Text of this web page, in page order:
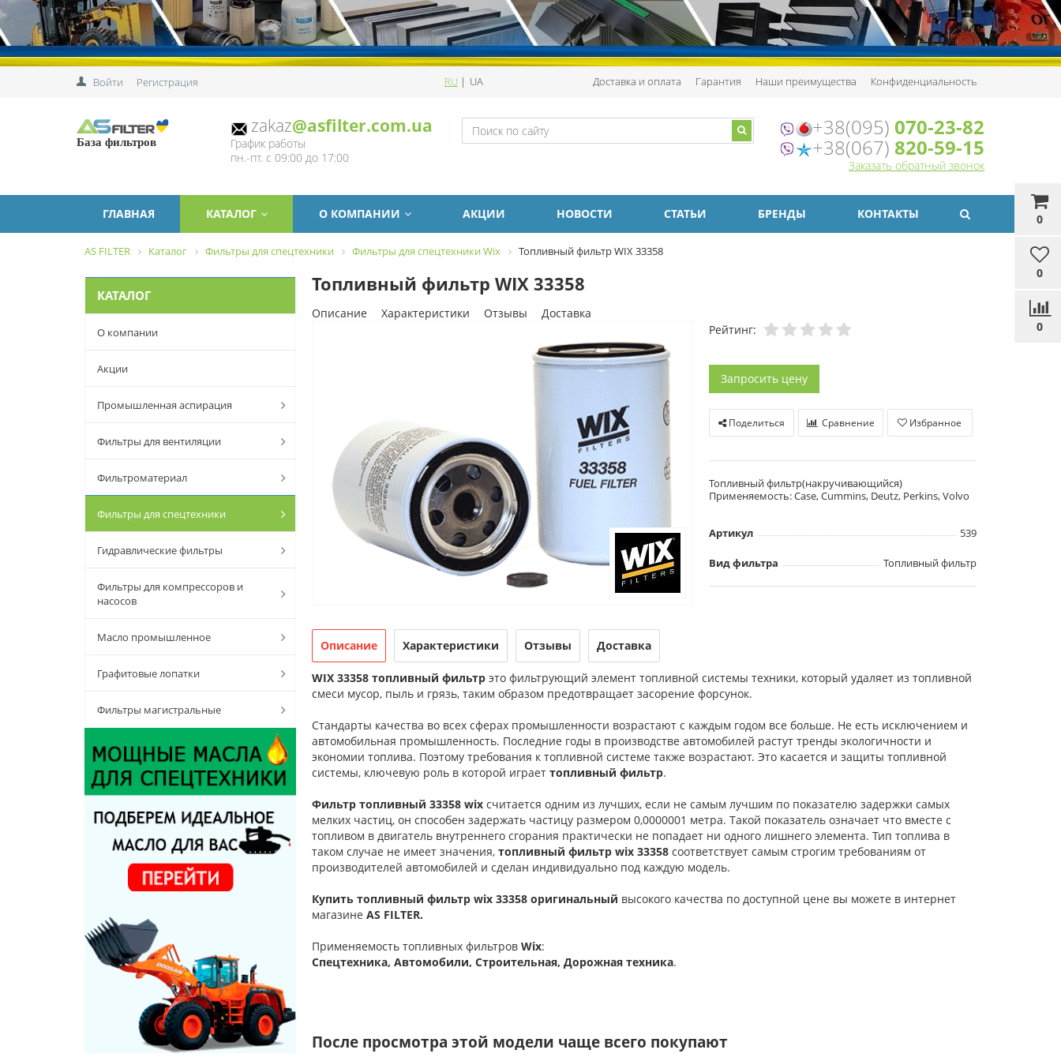
Войти Регистрация RU| UA Доставка и оплата Гарантия Наши преимущества Конфиденциальность
0
0
0
База фильтров
zakaz@asfilter.com.ua
График работы
пн.-пт. с 09:00 до 17:00
+38(095) 070-23-82
+38(067) 820-59-15
Заказать обратный звонок
ГЛАВНАЯ КАТАЛОГ О КОМПАНИИ АКЦИИ НОВОСТИ СТАТЬИ БРЕНДЫ КОНТАКТЫ
AS FILTER Каталог Фильтры для спецтехники Фильтры для спецтехники Wix Топливный фильтр WIX 33358
КАТАЛОГ
О компании
Акции
Промышленная аспирация
Фильтры для вентиляции
Фильтроматериал
Фильтры для спецтехники
Гидравлические фильтры
Фильтры для компрессоров и
насосов
Масло промышленное
Графитовые лопатки
Фильтры магистральные
Топливный фильтр WIX 33358
Описание Характеристики Отзывы
Доставка
Рейтинг:
Запросить цену
Поделиться Сравнение Избранное
Топливный фильтр(накручивающийся)
Применяемость: Case, Cummins, Deutz, Perkins, Volvo
Артикул 539
Вид фильтра Топливный фильтр
Описание Характеристики Отзывы Доставка
WIX 33358 топливный фильтрэто фильтрующий элемент топливной системы техники, который удаляет из топливной
смеси мусор, пыль и грязь, таким образом предотвращает засорение форсунок.
Стандарты качества во всех сферах промышленности возрастают с каждым годом все больше. Не есть исключением и
автомобильная промышленность. Последние годы в производстве автомобилей растут тренды экологичности и
экономии топлива. Поэтому требования к топливной системе также возрастают. Это касается и защиты топливной
системы, ключевую роль в которой играет топливный фильтр.
Фильтр топливный 33358 wixсчитается одним из лучших, если не самым лучшим по показателю задержки самых
мелких частиц, он способен задержать частицу размером 0,0000001 метра. Такой показатель означает что вместе с
топливом в двигатель внутреннего сгорания практически не попадает ни одного лишнего элемента. Тип топлива в
таком случае не имеет значения, топливный фильтр wix 33358соответствует самым строгим требованиям от
производителей автомобилей и сделан индивидуально под каждую модель.
Купить топливный фильтр wix 33358 оригинальный высокого качества по доступной цене вы можете в интернет
магазине AS FILTER.
Применяемость топливных фильтровWix:
Спецтехника, Автомобили, Строительная, Дорожная техника.
После просмотра этой модели чаще всего покупают